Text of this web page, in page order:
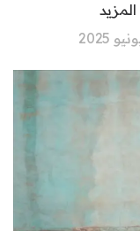
المزيد